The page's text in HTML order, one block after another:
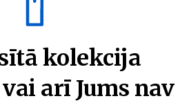
kolekcija
arī Jums nav